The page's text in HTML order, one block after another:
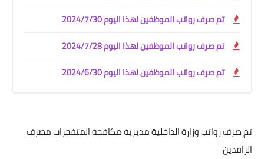
تم صرف رواتب الموظفين لهذا اليوم 2024/7/30
تم صرف رواتب الموظفين لهذا اليوم 2024/7/28
تم صرف رواتب الموظفين لهذا اليوم 2024/6/30
تم صرف رواتب وزارة الداخلية مديرية مكافحة المتفجرات مصرف
الرافدين